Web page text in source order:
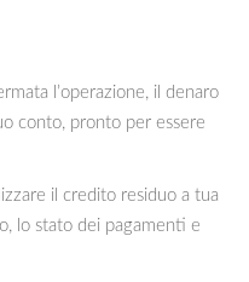
l’operazione, il denaro
conto, pronto per essere
il credito residuo a tua
lo stato dei pagamenti e